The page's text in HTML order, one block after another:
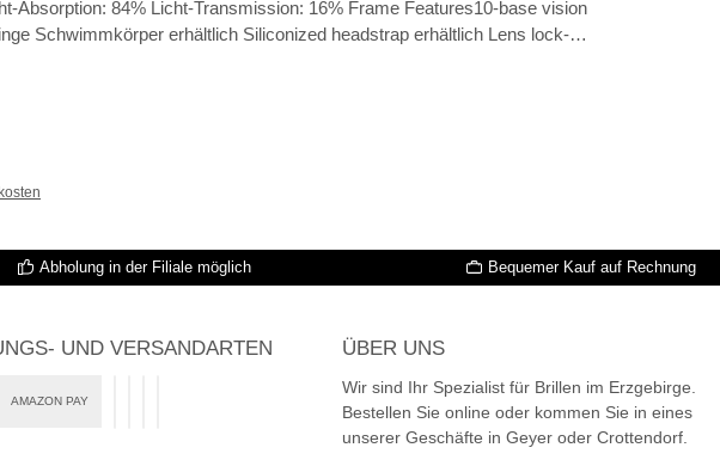
Absorption: 84% Licht-Transmission: 16% Frame Features10-base vision
Schwimmkörper erhältlich Siliconized headstrap erhältlich Lens lock-
Abholung in der Filiale möglich Bequemer Kauf auf Rechnung
UND VERSANDARTEN
AMAZON PAY
Klarna Sofortüberweisung
ÜBER UNS
Wir sind Ihr Spezialist für Brillen im Erzgebirge.
Bestellen Sie online oder kommen Sie in eines
unserer Geschäfte in Geyer oder Crottendorf.